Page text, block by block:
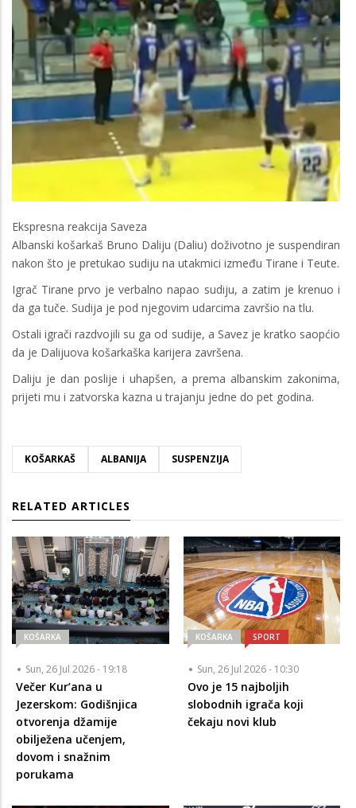
Ekspresna reakcija Saveza
Albanski košarkaš Bruno Daliju (Daliu) doživotno je suspendiran
nakon što je pretukao sudiju na utakmici između Tirane i Teute.
Igrač Tirane prvo je verbalno napao sudiju, a zatim je krenuo i
da ga tuče. Sudija je pod njegovim udarcima završio na tlu.
Ostali igrači razdvojili su ga od sudije, a Savez je kratko saopćio
da je Dalijuova košarkaška karijera završena.
Daliju je dan poslije i uhapšen, a prema albanskim zakonima,
prijeti mu i zatvorska kazna u trajanju jedne do pet godina.
KOŠARKAŠ ALBANIJA SUSPENZIJA
RELATED ARTICLES
KOŠARKA
Sun, 26 Jul 2026 - 19:18
Večer Kur’ana u
Jezerskom: Godišnjica
otvorenja džamije
obilježena učenjem,
dovom i snažnim
porukama
KOŠARKA SPORT
Sun, 26 Jul 2026 - 10:30
Ovo je 15 najboljih
slobodnih igrača koji
čekaju novi klub